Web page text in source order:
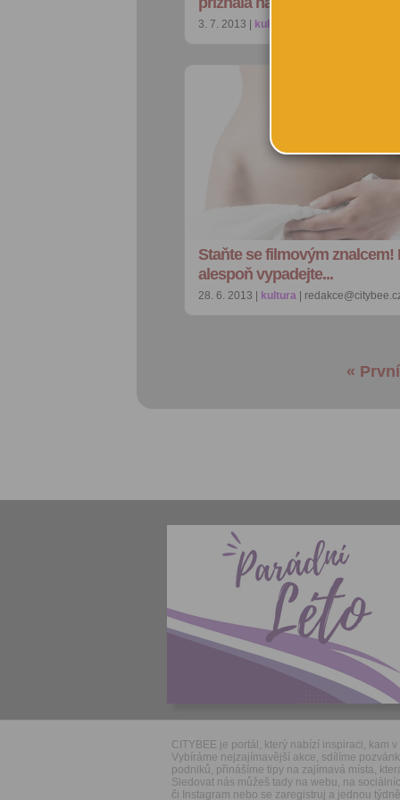
3. 7. 2013 | kultura
Staňte se filmovým znalcem!
alespoň vypadejte...
28. 6. 2013 | kultura |
« První
CITYBEE je portál, který nabízí inspiraci, kam v
Vybíráme nejzajímavější akce, sdílíme
podniků, přinášíme tipy na zajímavá místa,
Sledovat nás můžeš tady na webu, na
či Instagram nebo se zaregistruj a jednou